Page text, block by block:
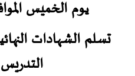
يوم الخميس الموافق:09/
تسلم الشهادات